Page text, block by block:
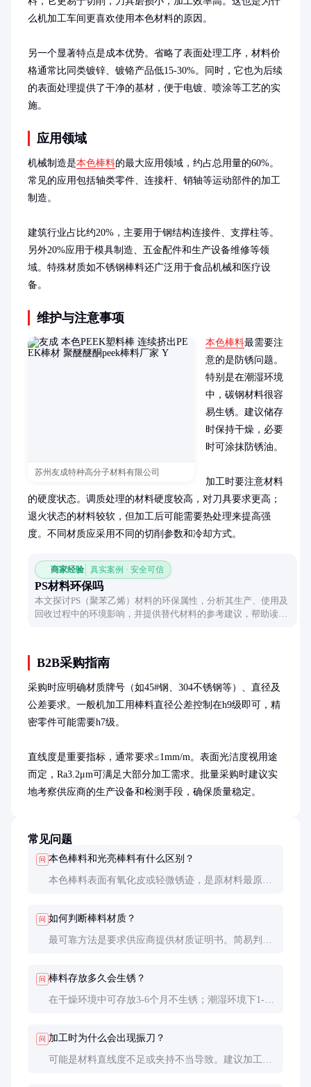
么机加工车间更喜欢使用本色材料的原因。
另一个显著特点是成本优势。省略了表面处理工序，材料价
格通常比同类镀锌、镀铬产品低15-30%。同时，它也为后续
的表面处理提供了干净的基材，便于电镀、喷涂等工艺的实
施。
应用领域
机械制造是本色棒料的最大应用领域，约占总用量的60%。
常见的应用包括轴类零件、连接杆、销轴等运动部件的加工
制造。
建筑行业占比约20%，主要用于钢结构连接件、支撑柱等。
另外20%应用于模具制造、五金配件和生产设备维修等领
域。特殊材质如不锈钢棒料还广泛用于食品机械和医疗设
备。
维护与注意事项
苏州友成特种高分子材料有限公司
本色棒料最需要注
意的是防锈问题。
特别是在潮湿环境
中，碳钢材料很容
易生锈。建议储存
时保持干燥，必要
时可涂抹防锈油。
加工时要注意材料
的硬度状态。调质处理的材料硬度较高，对刀具要求更高；
退火状态的材料较软，但加工后可能需要热处理来提高强
度。不同材质应采用不同的切削参数和冷却方式。
商家经验 真实案例 · 安全可信
PS材料环保吗
本文探讨PS（聚苯乙烯）材料的环保属性，分析其生产、使用及
回收过程中的环境影响，并提供替代材料的参考建议，帮助读者
B2B采购指南
采购时应明确材质牌号（如45#钢、304不锈钢等）、直径及
公差要求。一般机加工用棒料直径公差控制在h9级即可，精
密零件可能需要h7级。
直线度是重要指标，通常要求≤1mm/m。表面光洁度视用途
而定，Ra3.2μm可满足大部分加工需求。批量采购时建议实
地考察供应商的生产设备和检测手段，确保质量稳定。
常见问题
问 本色棒料和光亮棒料有什么区别？
本色棒料表面有氧化皮或轻微锈迹，是原材料最原始
问 如何判断棒料材质？
最可靠方法是要求供应商提供材质证明书。简易判断
问 棒料存放多久会生锈？
在干燥环境中可存放3-6个月不生锈；潮湿环境下1-2
问 加工时为什么会出现振刀？
可能是材料直线度不足或夹持不当导致。建议加工前